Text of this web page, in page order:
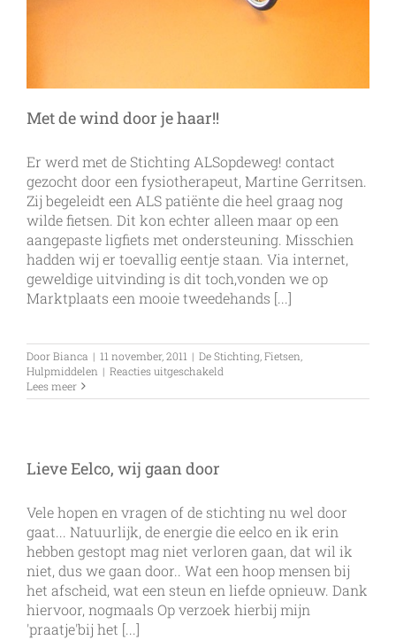
Met de wind door je haar!!
Er werd met de Stichting ALSopdeweg! contact
gezocht door een fysiotherapeut, Martine Gerritsen.
Zij begeleidt een ALS patiënte die heel graag nog
wilde fietsen. Dit kon echter alleen maar op een
aangepaste ligfiets met ondersteuning. Misschien
hadden wij er toevallig eentje staan. Via internet,
geweldige uitvinding is dit toch,vonden we op
Marktplaats een mooie tweedehands [...]
DoorBianca | 11 november, 2011 | De Stichting,Fietsen,
Hulpmiddelen | Reacties uitgeschakeld
de
Lees meer
Lieve Eelco, wij gaan door
Vele hopen en vragen of de stichting nu wel door
gaat... Natuurlijk, de energie die eelco en ik erin
hebben gestopt mag niet verloren gaan, dat wil ik
niet, dus we gaan door.. Wat een hoop mensen bij
het afscheid, wat een steun en liefde opnieuw. Dank
hiervoor, nogmaals Op verzoek hierbij mijn
'praatje'bij het [...]